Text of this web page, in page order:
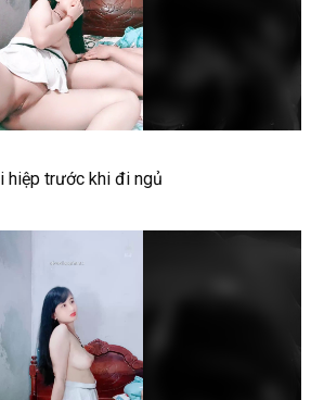
hiệp trước khi đi ngủ